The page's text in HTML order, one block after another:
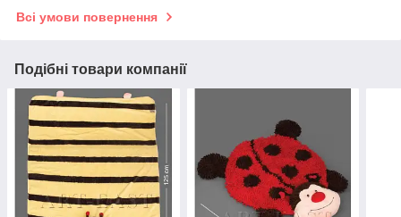
Всі умови повернення
Подібні товари компанії